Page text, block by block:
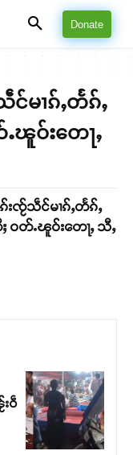
Donate
င်မၢၵ်ႇတႅၵ်ႇ
ၽူဝ်းတေႃႇ
းၸႂ်သဵင်မၢၵ်ႇတႅၵ်ႇ
ဝတ်ႉၽူဝ်းတေႃႇ သီႇ
ဝဵ